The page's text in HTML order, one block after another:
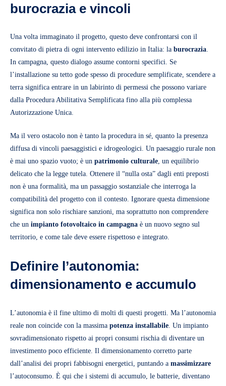
burocrazia e vincoli
Una volta immaginato il progetto, questo deve confrontarsi con il
convitato di pietra di ogni intervento edilizio in Italia: la burocrazia.
In campagna, questo dialogo assume contorni specifici. Se
l’installazione su tetto gode spesso di procedure semplificate, scendere a
terra significa entrare in un labirinto di permessi che possono variare
dalla Procedura Abilitativa Semplificata fino alla più complessa
Autorizzazione Unica.
Ma il vero ostacolo non è tanto la procedura in sé, quanto la presenza
diffusa di vincoli paesaggistici e idrogeologici. Un paesaggio rurale non
è mai uno spazio vuoto; è un patrimonio culturale, un equilibrio
delicato che la legge tutela. Ottenere il “nulla osta” dagli enti preposti
non è una formalità, ma un passaggio sostanziale che interroga la
compatibilità del progetto con il contesto. Ignorare questa dimensione
significa non solo rischiare sanzioni, ma soprattutto non comprendere
che un impianto fotovoltaico in campagna è un nuovo segno sul
territorio, e come tale deve essere rispettoso e integrato.
Definire l’autonomia:
dimensionamento e accumulo
L’autonomia è il fine ultimo di molti di questi progetti. Ma l’autonomia
reale non coincide con la massima potenza installabile. Un impianto
sovradimensionato rispetto ai propri consumi rischia di diventare un
investimento poco efficiente. Il dimensionamento corretto parte
dall’analisi dei propri fabbisogni energetici, puntando a massimizzare
l’autoconsumo. È qui che i sistemi di accumulo, le batterie, diventano